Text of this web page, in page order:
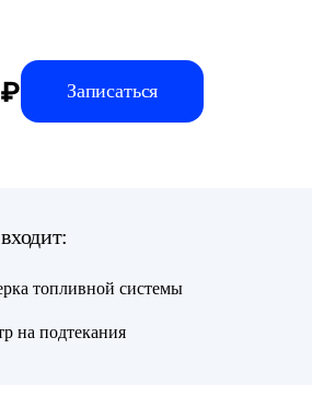
Записаться
топливной системы
на подтекания